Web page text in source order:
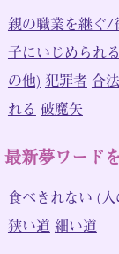
親の職業を継ぐ/
子にいじめられる
の他) 犯罪者 合
れる 破魔矢
最新夢ワード
食べきれない (人
狭い道 細い道